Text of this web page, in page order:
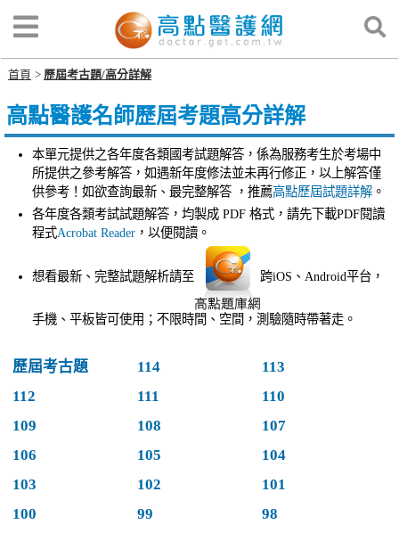
首頁 歷屆考古題/高分詳解
高點醫護名師歷屆考題高分詳解
本單元提供之各年度各類國考試題解答，係為服務考生於考場中
所提供之參考解答，如遇新年度修法並未再行修正，以上解答僅
供參考！如欲查詢最新、最完整解答 ，推薦高點歷屆試題詳解。
各年度各類考試試題解答，均製成 PDF 格式，請先下載PDF閱讀
程式Acrobat Reader，以便閱讀。
想看最新、完整試題解析請至 跨iOS、Android平台，
手機、平板皆可使用；不限時間、空間，測驗隨時帶著走。
歷屆考古題 114
113
112
111
110
109
108
107
106
105
104
103
102
101
100
99
98